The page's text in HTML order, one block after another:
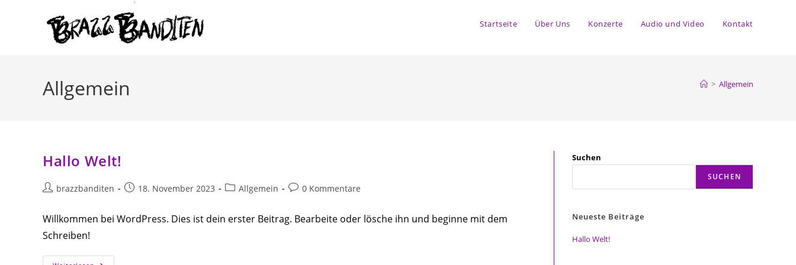
Startseite Über Uns Konzerte Audio und Video Kontakt
Allgemein > Allgemein
Hallo Welt!
Beitrags-
brazzbanditen
Beitrag18. November 2023
Beitrags-
Allgemein
Beitrags-
0 Kommentare
Willkommen bei WordPress. Dies ist dein erster Beitrag. Bearbeite oder lösche ihn und beginne mit dem
Schreiben!
Suchen
SUCHEN
Neueste Beiträge
Hallo Welt!